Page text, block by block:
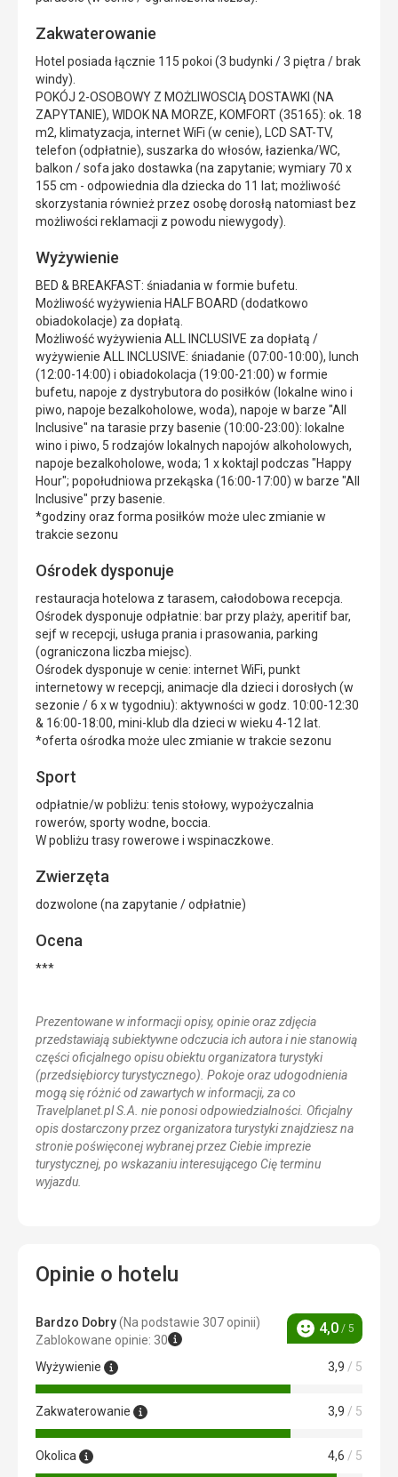
Zakwaterowanie
Hotel posiada łącznie 115 pokoi (3 budynki / 3 piętra / brak
windy).
POKÓJ 2-OSOBOWY Z MOŻLIWOSCIĄ DOSTAWKI (NA
ZAPYTANIE), WIDOK NA MORZE, KOMFORT (35165): ok. 18
m2, klimatyzacja, internet WiFi (w cenie), LCD SAT-TV,
telefon (odpłatnie), suszarka do włosów, łazienka/WC,
balkon / sofa jako dostawka (na zapytanie; wymiary 70 x
155 cm - odpowiednia dla dziecka do 11 lat; możliwość
skorzystania również przez osobę dorosłą natomiast bez
możliwości reklamacji z powodu niewygody).
Wyżywienie
BED & BREAKFAST: śniadania w formie bufetu.
Możliwość wyżywienia HALF BOARD (dodatkowo
obiadokolacje) za dopłatą.
Możliwość wyżywienia ALL INCLUSIVE za dopłatą /
wyżywienie ALL INCLUSIVE: śniadanie (07:00-10:00), lunch
(12:00-14:00) i obiadokolacja (19:00-21:00) w formie
bufetu, napoje z dystrybutora do posiłków (lokalne wino i
piwo, napoje bezalkoholowe, woda), napoje w barze "All
Inclusive" na tarasie przy basenie (10:00-23:00): lokalne
wino i piwo, 5 rodzajów lokalnych napojów alkoholowych,
napoje bezalkoholowe, woda; 1 x koktajl podczas "Happy
Hour"; popołudniowa przekąska (16:00-17:00) w barze "All
Inclusive" przy basenie.
*godziny oraz forma posiłków może ulec zmianie w
trakcie sezonu
Ośrodek dysponuje
restauracja hotelowa z tarasem, całodobowa recepcja.
Ośrodek dysponuje odpłatnie: bar przy plaży, aperitif bar,
sejf w recepcji, usługa prania i prasowania, parking
(ograniczona liczba miejsc).
Ośrodek dysponuje w cenie: internet WiFi, punkt
internetowy w recepcji, animacje dla dzieci i dorosłych (w
sezonie / 6 x w tygodniu): aktywności w godz. 10:00-12:30
& 16:00-18:00, mini-klub dla dzieci w wieku 4-12 lat.
*oferta ośrodka może ulec zmianie w trakcie sezonu
Sport
odpłatnie/w pobliżu: tenis stołowy, wypożyczalnia
rowerów, sporty wodne, boccia.
W pobliżu trasy rowerowe i wspinaczkowe.
Zwierzęta
dozwolone (na zapytanie / odpłatnie)
Ocena
***
Prezentowane w informacji opisy, opinie oraz zdjęcia
przedstawiają subiektywne odczucia ich autora i nie stanowią
części oficjalnego opisu obiektu organizatora turystyki
(przedsiębiorcy turystycznego). Pokoje oraz udogodnienia
mogą się różnić od zawartych w informacji, za co
Travelplanet.pl S.A. nie ponosi odpowiedzialności. Oficjalny
opis dostarczony przez organizatora turystyki znajdziesz na
stronie poświęconej wybranej przez Ciebie imprezie
turystycznej, po wskazaniu interesującego Cię terminu
wyjazdu.
Opinie o hotelu
Bardzo Dobry(Na podstawie 307 opinii)
Zablokowane opinie: 30
Ocena
4,0 / 5
Wyżywienie 3,9 / 5
Zakwaterowanie 3,9 / 5
Okolica 4,6 / 5